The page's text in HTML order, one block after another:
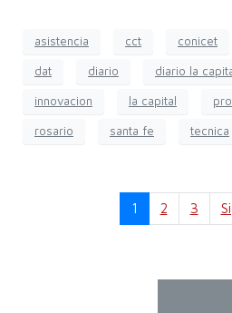
asistencia cct conicet
dat diario diario la
innovacion la capital
rosario santa fe tecnica
1 2 3